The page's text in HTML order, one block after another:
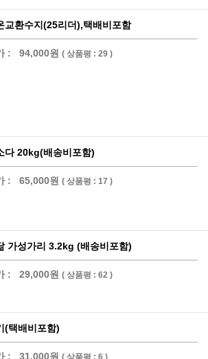
교환수지(25리더),택배비포함
: 94,000원 ( 상품평 : 29 )
다 20kg(배송비포함)
: 65,000원 ( 상품평 : 17 )
가성가리 3.2kg (배송비포함)
: 29,000원 ( 상품평 : 62 )
(택배비포함)
: 31,000원 ( 상품평 : 6 )